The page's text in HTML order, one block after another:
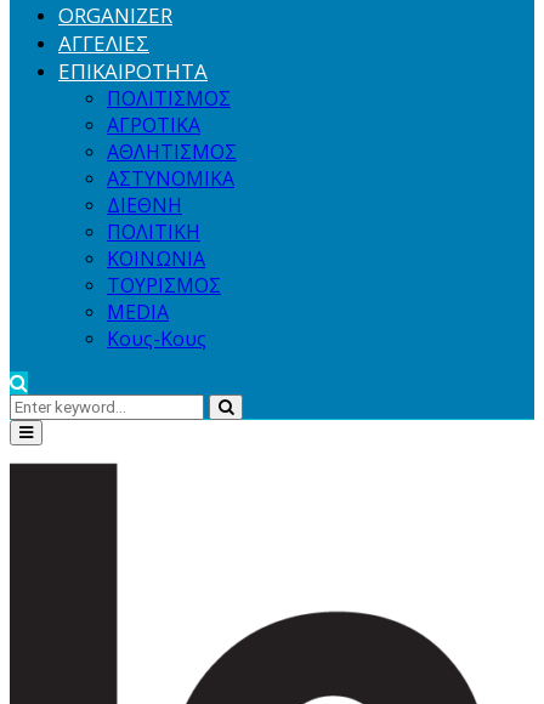
ORGANIZER
ΑΓΓΕΛΙΕΣ
ΕΠΙΚΑΙΡΟΤΗΤΑ
ΠΟΛΙΤΙΣΜΟΣ
ΑΓΡΟΤΙΚΑ
ΑΘΛΗΤΙΣΜΟΣ
ΑΣΤΥΝΟΜΙΚΑ
ΔΙΕΘΝΗ
ΠΟΛΙΤΙΚΗ
ΚΟΙΝΩΝΙΑ
ΤΟΥΡΙΣΜΟΣ
MEDIA
Κους-Κους
Search
for:
Search
Primary
Menu